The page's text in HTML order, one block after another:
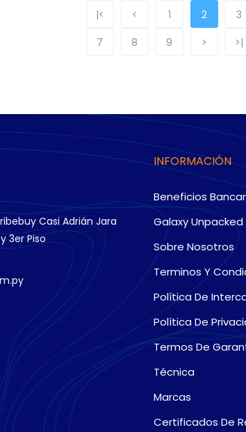
|< < 1 2 3
7
8 9 > >|
Casi Adrián Jara
3er Piso
INFORMACIÓN
Beneficios
Galaxy Unpacked
Sobre Nosotros
Terminos Y
Política De
Política De
Termos De
Técnica
Marcas
Certificados De